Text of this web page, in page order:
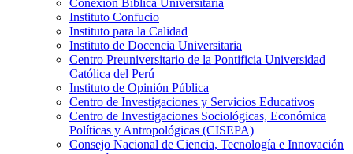
Conexión Bíblica Universitaria
Instituto Confucio
Instituto para la Calidad
Instituto de Docencia Universitaria
Centro Preuniversitario de la Pontificia Universidad
Católica del Perú
Instituto de Opinión Pública
Centro de Investigaciones y Servicios Educativos
Centro de Investigaciones Sociológicas, Económica
Políticas y Antropológicas (CISEPA)
Consejo Nacional de Ciencia, Tecnología e Innovación